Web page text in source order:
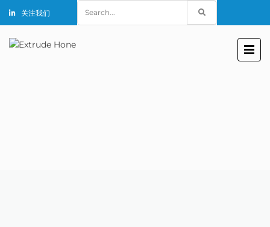
关注我们
for: